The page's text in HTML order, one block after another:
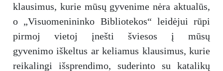
klausimus, kurie mūsų gyvenime nėra aktualūs,
o „Visuomenininko Bibliotekos“ leidėjui rūpi
pirmoj vietoj įnešti šviesos į mūsų
gyvenimo iškeltus ar keliamus klausimus, kurie
reikalingi išsprendimo, suderinto su katalikų